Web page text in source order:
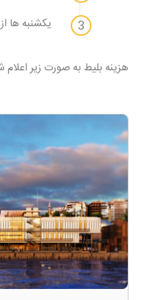
یکشنبه ها از ساعت ۱۱
هزینه بلیط به صورت زیر